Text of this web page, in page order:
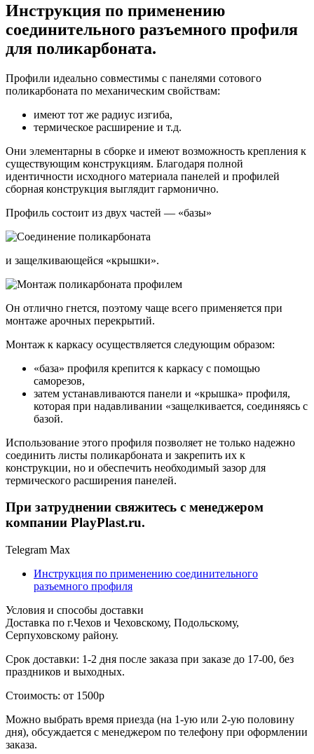
Инструкция по применению
соединительного разъемного профиля
для поликарбоната.
Профили идеально совместимы с панелями сотового
поликарбоната по механическим свойствам:
имеют тот же радиус изгиба,
термическое расширение и т.д.
Они элементарны в сборке и имеют возможность крепления к
существующим конструкциям. Благодаря полной
идентичности исходного материала панелей и профилей
сборная конструкция выглядит гармонично.
Профиль состоит из двух частей — «базы»
и защелкивающейся «крышки».
Он отлично гнется, поэтому чаще всего применяется при
монтаже арочных перекрытий.
Монтаж к каркасу осуществляется следующим образом:
«база» профиля крепится к каркасу с помощью
саморезов,
затем устанавливаются панели и «крышка» профиля,
которая при надавливании «защелкивается, соединяясь с
базой.
Использование этого профиля позволяет не только надежно
соединить листы поликарбоната и закрепить их к
конструкции, но и обеспечить необходимый зазор для
термического расширения панелей.
При затруднении свяжитесь с менеджером
компании PlayPlast.ru.
Telegram Max
Инструкция по применению соединительного
разъемного профиля
Условия и способы доставки
Доставка по г.Чехов и Чеховскому, Подольскому,
Серпуховскому району.
Срок доставки: 1-2 дня после заказа при заказе до 17-00, без
праздников и выходных.
Стоимость: от 1500р
Можно выбрать время приезда (на 1-ую или 2-ую половину
дня), обсуждается с менеджером по телефону при оформлении
заказа.